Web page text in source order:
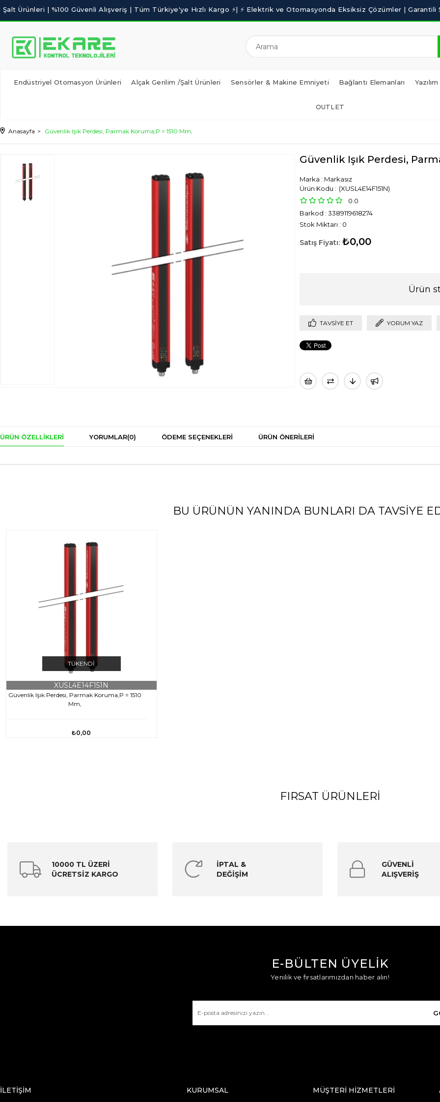
Endüstriyel Otomasyon Ürünleri Alçak Gerilim /Şalt Ürünleri Sensörler & Makine Emniyeti Bağlantı Elemanları
OUTLET
Anasayfa Güvenlik Işık Perdesi, Parmak Koruma,P = 1510 Mm,
Güvenlik Işık Perdesi,
Marka : Markasız
(XUSL4E14F151N)
0.0
Barkod : 3389119618274
Stok Miktarı : 0
₺0,00
Ürün
TAVSIYE ET YORUM YAZ
ÜRÜN ÖZELLIKLERI YORUMLAR(0) ÖDEME SEÇENEKLERI ÜRÜN ÖNERILERI
BU ÜRÜNÜN YANINDA BUNLARI DA TAVSIYE
TÜKENDI
Güvenlik Işık Perdesi, Parmak Koruma,P = 1510
Mm,
XUSL4E14F151N
₺0,00
FIRSAT ÜRÜNLERI
10000 TL ÜZERİ
ÜCRETSİZ KARGO
İPTAL &
DEĞİŞİM
GÜVENLİ
ALIŞVERİŞ
E-BÜLTEN ÜYELİK
Yenilik ve fırsatlarımızdan haber alın!
İLETİŞİM KURUMSAL MÜŞTERİ HİZMETLERİ